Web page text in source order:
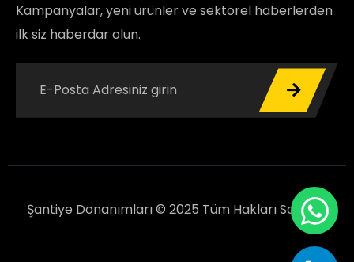
Kampanyalar, yeni ürünler ve sektörel haberlerden
ilk siz haberdar olun.
Şantiye Donanımları © 2025 Tüm Hakları Saklıdır.